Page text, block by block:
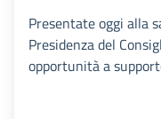
Presentate oggi alla
Presidenza del
opportunità a